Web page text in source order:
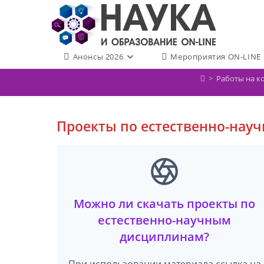
содержимому
Анонсы 2026 Мероприятия ON-LINE
> Работы на
Проекты по естественно-
Можно ли скачать проекты по
естественно-научным
дисциплинам?